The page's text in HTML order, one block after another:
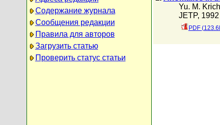
Содержание журнала
Сообщения редакции
Правила для авторов
Загрузить статью
Проверить статус статьи
Yu. M.
JETP, 1992
PDF